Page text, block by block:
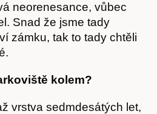
neorenesance, vůbec
Snad že jsme tady
zámku, tak to tady chtěli
kolem?
vrstva sedmdesátých let,